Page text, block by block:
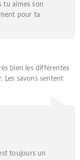
tu aimes son
pour ta
bien les différentes
Les savons sentent
toujours un